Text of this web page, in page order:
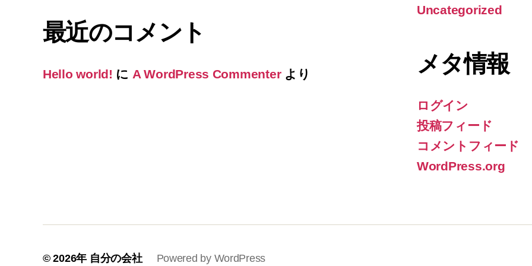
最近のコメント
Hello world! に A WordPress Commenterより
Uncategorized
メタ情報
ログイン
投稿フィード
コメントフィード
WordPress.org
© 2026年 自分の会社 Powered by WordPress